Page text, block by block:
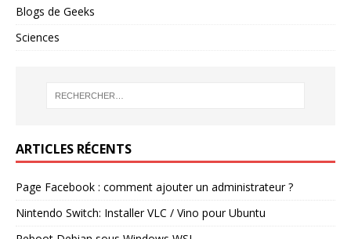
Blogs de Geeks
Sciences
ARTICLES RÉCENTS
Page Facebook : comment ajouter un administrateur ?
Nintendo Switch: Installer VLC / Vino pour Ubuntu